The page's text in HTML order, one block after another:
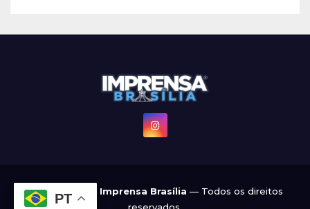
© 2022 - 2026 Imprensa Brasília — Todos os direitos
PT